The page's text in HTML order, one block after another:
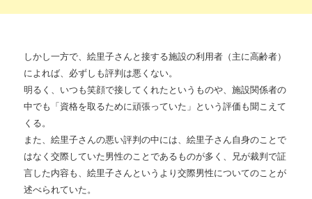
しかし一方で、絵里子さんと接する施設の利用者（主に高齢者）
によれば、必ずしも評判は悪くない。
明るく、いつも笑顔で接してくれたというものや、施設関係者の
中でも「資格を取るために頑張っていた」という評価も聞こえて
くる。
また、絵里子さんの悪い評判の中には、絵里子さん自身のことで
はなく交際していた男性のことであるものが多く、兄が裁判で証
言した内容も、絵里子さんというより交際男性についてのことが
述べられていた。